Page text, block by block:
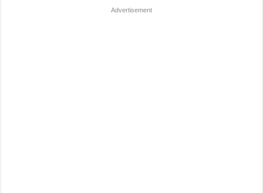
Advertisement